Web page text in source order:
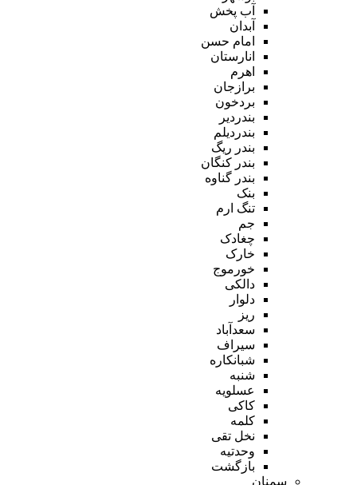
آب پخش
آبدان
امام حسن
انارستان
اهرم
برازجان
بردخون
بندردیر
بندردیلم
بندر ریگ
بندر کنگان
بندر گناوه
بنک
تنگ ارم
جم
چغادک
خارک
خورموج
دالکی
دلوار
ریز
سعدآباد
سیراف
شبانکاره
شنبه
عسلویه
کاکی
کلمه
نخل تقی
وحدتیه
بازگشت
سمنان